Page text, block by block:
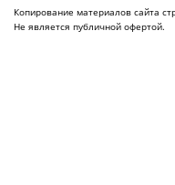
Копирование материалов сайта
Не является публичной офертой.